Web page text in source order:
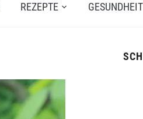
REZEPTE GESUNDHEIT